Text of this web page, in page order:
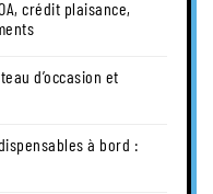
crédit plaisance,
d’occasion et
à bord :